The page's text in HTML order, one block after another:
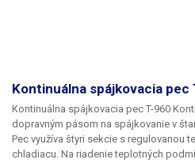
Kontinuálna spájkovacia pec
Kontinuálna spájkovacia pec T-960 Kontinuálna spájkovacia pec s
dopravným pásom na spájkovanie v
Pec využíva štyri sekcie s regulovanou
chladiacu. Na riadenie teplotných